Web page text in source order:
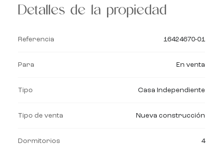
Detalles de la propiedad
Referencia 16424670-01
Para En venta
Tipo Casa Independiente
Tipo de venta Nueva construcción
Dormitorios 4